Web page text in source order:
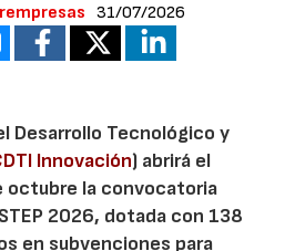
31/07/2026
Desarrollo Tecnológico y
Innovación) abrirá el
octubre la convocatoria
2026, dotada con 138
en subvenciones para